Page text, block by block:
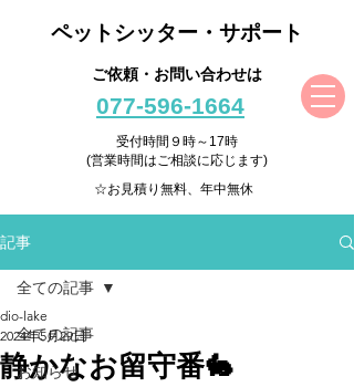
ペットシッター・サポート
ご依頼・お問い合わせは
077-596-1664
受付時間９時～17時
(営業時間はご相談に応じます)
☆お見積り無料、年中無休
記事
全ての記事
お知らせ
全ての記事
静かなお留守番🐇
dio-lake
2024年5月29日